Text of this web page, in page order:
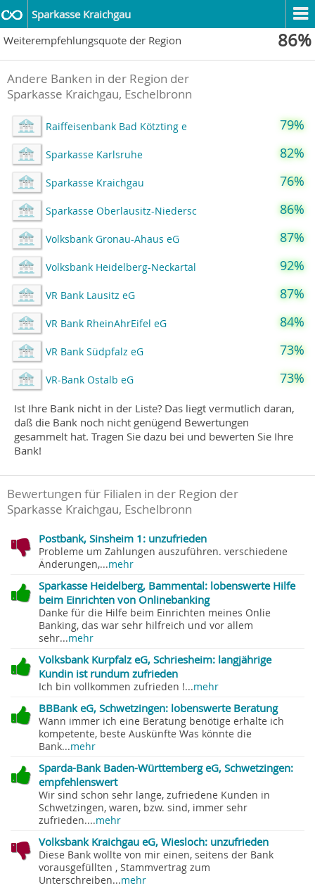
Sparkasse Kraichgau
Weiterempfehlungsquote der Region
86%
Andere Banken in der Region der
Sparkasse Kraichgau, Eschelbronn
Raiffeisenbank Bad Kötzting e 79%
Sparkasse Karlsruhe 82%
Sparkasse Kraichgau 76%
Sparkasse Oberlausitz-Niedersc 86%
Volksbank Gronau-Ahaus eG 87%
Volksbank Heidelberg-Neckartal 92%
VR Bank Lausitz eG 87%
VR Bank RheinAhrEifel eG 84%
VR Bank Südpfalz eG 73%
VR-Bank Ostalb eG 73%
Ist Ihre Bank nicht in der Liste? Das liegt vermutlich daran,
daß die Bank noch nicht genügend Bewertungen
gesammelt hat. Tragen Sie dazu bei und bewerten Sie Ihre
Bank!
Bewertungen für Filialen in der Region der
Sparkasse Kraichgau, Eschelbronn
Postbank, Sinsheim 1: unzufrieden
Probleme um Zahlungen auszuführen. verschiedene
Änderungen,...mehr
Sparkasse Heidelberg, Bammental: lobenswerte Hilfe
beim Einrichten von Onlinebanking
Danke für die Hilfe beim Einrichten meines Onlie
Banking, das war sehr hilfreich und vor allem
sehr...mehr
Volksbank Kurpfalz eG, Schriesheim: langjährige
Kundin ist rundum zufrieden
Ich bin vollkommen zufrieden !...mehr
BBBank eG, Schwetzingen: lobenswerte Beratung
Wann immer ich eine Beratung benötige erhalte ich
kompetente, beste Auskünfte Was könnte die
Bank...mehr
Sparda-Bank Baden-Württemberg eG, Schwetzingen:
empfehlenswert
Wir sind schon sehr lange, zufriedene Kunden in
Schwetzingen, waren, bzw. sind, immer sehr
zufrieden....mehr
Volksbank Kraichgau eG, Wiesloch: unzufrieden
Diese Bank wollte von mir einen, seitens der Bank
vorausgefüllten , Stammvertrag zum
Unterschreiben...mehr